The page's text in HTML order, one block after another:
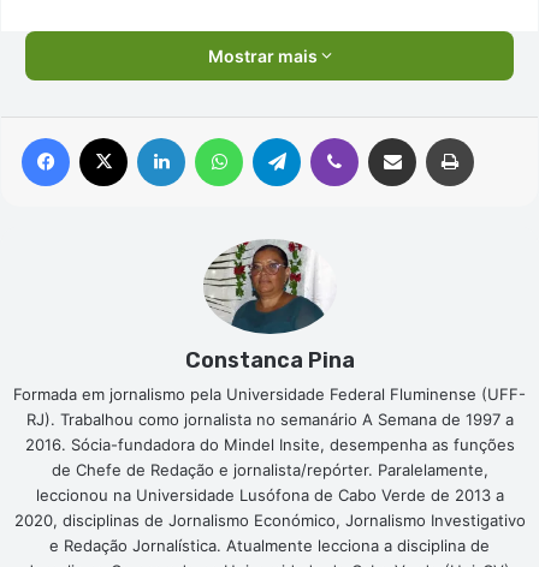
Mostrar mais
Facebook Linkedin WhatsAppTelegram Viber Compartilhar via e-mail
Constanca Pina
Formada em jornalismo pela Universidade Federal Fluminense (UFF-
RJ). Trabalhou como jornalista no semanário A Semana de 1997 a
2016. Sócia-fundadora do Mindel Insite, desempenha as funções
de Chefe de Redação e jornalista/repórter. Paralelamente,
leccionou na Universidade Lusófona de Cabo Verde de 2013 a
2020, disciplinas de Jornalismo Económico, Jornalismo Investigativo
e Redação Jornalística. Atualmente lecciona a disciplina de